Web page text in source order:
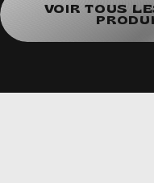
VOIR TOUS